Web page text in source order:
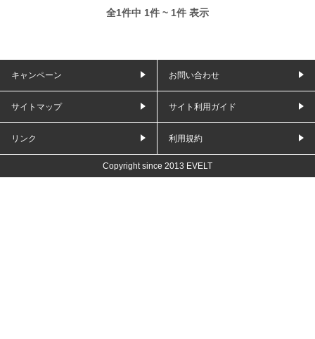
全1件中 1件 ~ 1件 表示
キャンペーン お問い合わせ
サイトマップ サイト利用ガイド
リンク 利用規約
Copyright since 2013 EVELT